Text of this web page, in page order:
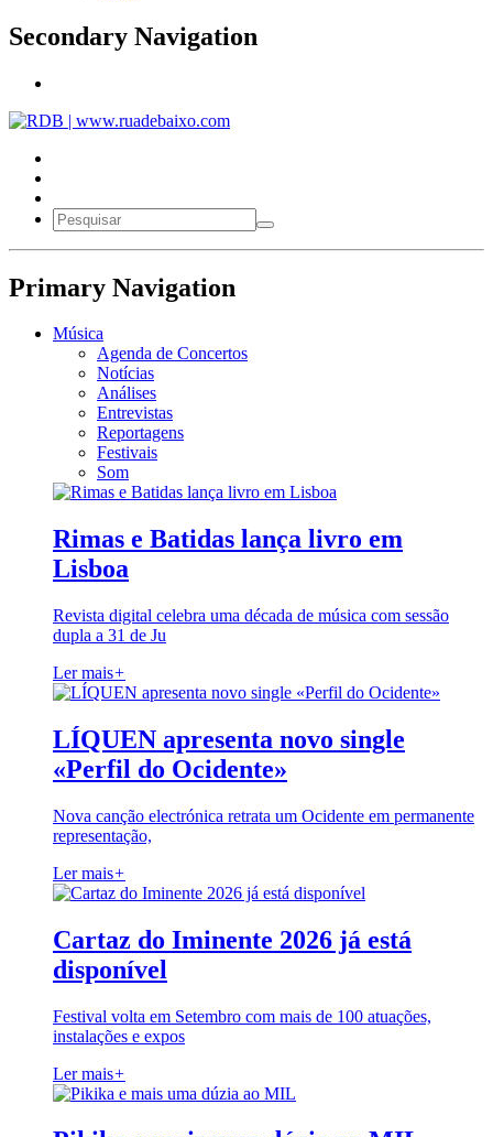
Secondary Navigation
Primary Navigation
Música
Agenda de Concertos
Notícias
Análises
Entrevistas
Reportagens
Festivais
Som
Rimas e Batidas lança livro em
Lisboa
Revista digital celebra uma década de música com sessão
dupla a 31 de Ju
Ler mais+
LÍQUEN apresenta novo single
«Perfil do Ocidente»
Nova canção electrónica retrata um Ocidente em permanente
representação,
Ler mais+
Cartaz do Iminente 2026 já está
disponível
Festival volta em Setembro com mais de 100 atuações,
instalações e expos
Ler mais+